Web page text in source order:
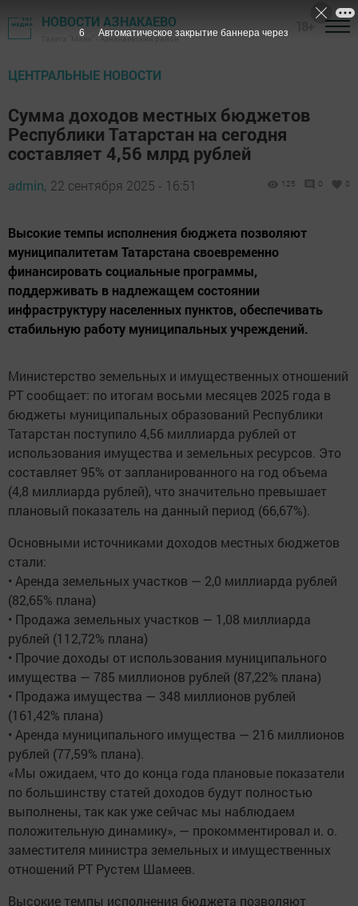
НОВОСТИ АЗНАКАЕВО
Газета "Маяк" - Азнакаевский район
ЦЕНТРАЛЬНЫЕ НОВОСТИ
Сумма доходов местных бюджетов
Республики Татарстан на сегодня
составляет 4,56 млрд рублей
admin, 22 сентября 2025 - 16:51 125 0 0
Высокие темпы исполнения бюджета позволяют
муниципалитетам Татарстана своевременно
финансировать социальные программы,
поддерживать в надлежащем состоянии
инфраструктуру населенных пунктов, обеспечивать
стабильную работу муниципальных учреждений.
Министерство земельных и имущественных отношений
РТ сообщает: по итогам восьми месяцев 2025 года в
бюджеты муниципальных образований Республики
Татарстан поступило 4,56 миллиарда рублей от
использования имущества и земельных ресурсов. Это
составляет 95% от запланированного на год объема
(4,8 миллиарда рублей), что значительно превышает
плановый показатель на данный период (66,67%).
Основными источниками доходов местных бюджетов
стали:
• Аренда земельных участков — 2,0 миллиарда рублей
(82,65% плана)
• Продажа земельных участков — 1,08 миллиарда
рублей (112,72% плана)
• Прочие доходы от использования муниципального
имущества — 785 миллионов рублей (87,22% плана)
• Продажа имущества — 348 миллионов рублей
(161,42% плана)
• Аренда муниципального имущества — 216 миллионов
рублей (77,59% плана).
«Мы ожидаем, что до конца года плановые показатели
по большинству статей доходов будут полностью
выполнены, так как уже сейчас мы наблюдаем
положительную динамику», — прокомментировал и. о.
заместителя министра земельных и имущественных
отношений РТ Рустем Шамеев.
Высокие темпы исполнения бюджета позволяют
5 Автоматическое закрытие баннера через